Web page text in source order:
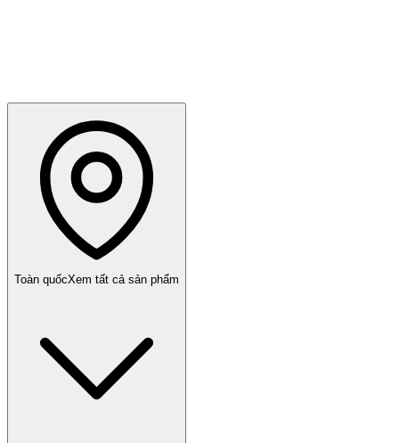
Toàn quốcXem tất cả sản phẩm